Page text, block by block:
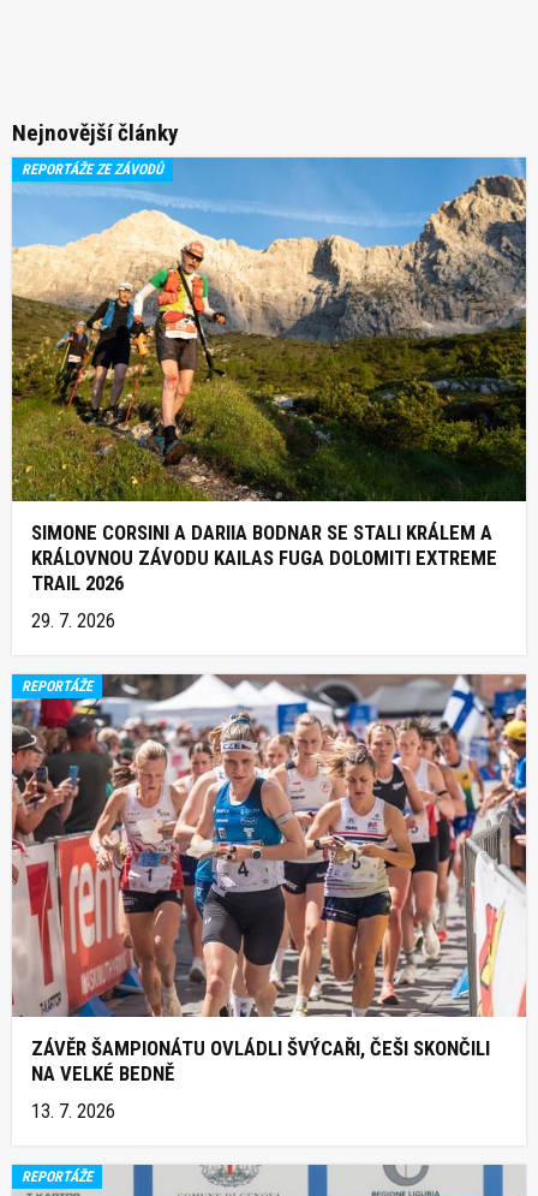
Nejnovější články
REPORTÁŽE ZE ZÁVODŮ
SIMONE CORSINI A DARIIA BODNAR SE STALI KRÁLEM A
KRÁLOVNOU ZÁVODU KAILAS FUGA DOLOMITI EXTREME
TRAIL 2026
29. 7. 2026
REPORTÁŽE
ZÁVĚR ŠAMPIONÁTU OVLÁDLI ŠVÝCAŘI, ČEŠI SKONČILI
NA VELKÉ BEDNĚ
13. 7. 2026
REPORTÁŽE